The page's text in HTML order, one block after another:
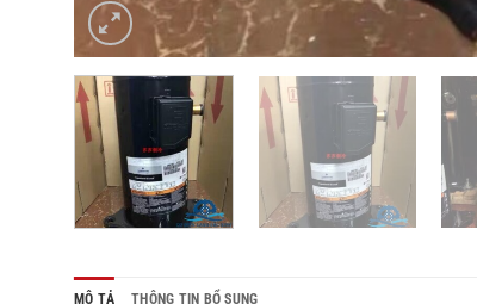
MÔ TẢ THÔNG TIN BỔ SUNG